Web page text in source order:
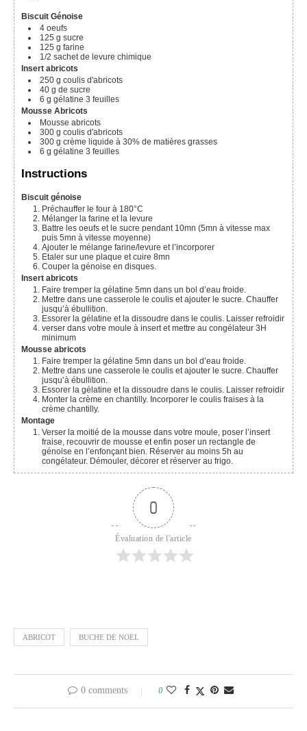
Biscuit Génoise
4 oeufs
125 g sucre
125 g farine
1/2 sachet de levure chimique
Insert abricots
250 g coulis d'abricots
40 g de sucre
6 g gélatine 3 feuilles
Mousse Abricots
Mousse abricots
300 g coulis d'abricots
300 g crème liquide à 30% de matières grasses
6 g gélatine 3 feuilles
Instructions
Biscuit génoise
Préchauffer le four à 180°C
Mélanger la farine et la levure
Battre les oeufs et le sucre pendant 10mn (5mn à vitesse max
puis 5mn à vitesse moyenne)
Ajouter le mélange farine/levure et l’incorporer
Etaler sur une plaque et cuire 8mn
Couper la génoise en disques.
Insert abricots
Faire tremper la gélatine 5mn dans un bol d’eau froide.
Mettre dans une casserole le coulis et ajouter le sucre. Chauffer
jusqu’à ébullition.
Essorer la gélatine et la dissoudre dans le coulis. Laisser refroidir
verser dans votre moule à insert et mettre au congélateur 3H
minimum
Mousse abricots
Faire tremper la gélatine 5mn dans un bol d’eau froide.
Mettre dans une casserole le coulis et ajouter le sucre. Chauffer
jusqu’à ébullition.
Essorer la gélatine et la dissoudre dans le coulis. Laisser refroidir
Monter la crème en chantilly. Incorporer le coulis fraises à la
crème chantilly.
Montage
Verser la moitié de la mousse dans votre moule, poser l’insert
fraise, recouvrir de mousse et enfin poser un rectangle de
génoise en l’enfonçant bien. Réserver au moins 5h au
congélateur. Démouler, décorer et réserver au frigo.
0
Évaluation de l'article
ABRICOT BUCHE DE NOEL
0 comments 0